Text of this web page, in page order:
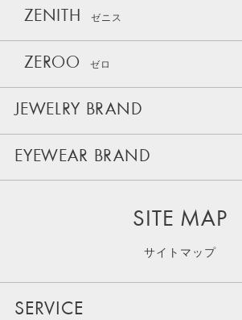
ZENITH ゼニス
ZEROO ゼロ
JEWELRY BRAND
EYEWEAR BRAND
SITE MAP
サイトマップ
SERVICE